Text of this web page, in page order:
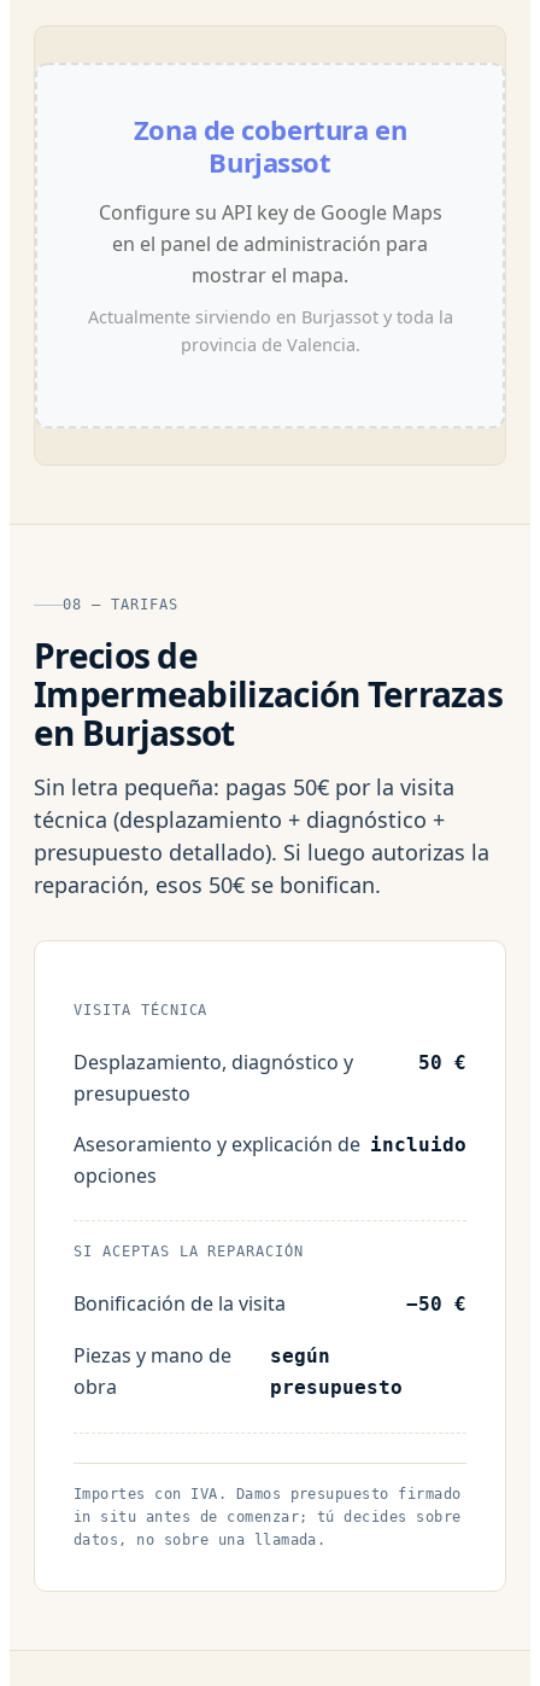
Zona de cobertura en
Burjassot
Configure su API key de Google Maps
en el panel de administración para
mostrar el mapa.
Actualmente sirviendo en Burjassot y toda la
provincia de Valencia.
08 — TARIFAS
Precios de
Impermeabilización Terrazas
en Burjassot
Sin letra pequeña: pagas 50€ por la visita
técnica (desplazamiento + diagnóstico +
presupuesto detallado). Si luego autorizas la
reparación, esos 50€ se bonifican.
VISITA TÉCNICA
Desplazamiento, diagnóstico y
presupuesto
50 €
Asesoramiento y explicación de
opciones
incluido
SI ACEPTAS LA REPARACIÓN
Bonificación de la visita −50 €
Piezas y mano de
obra
según
presupuesto
Importes con IVA. Damos presupuesto firmado
in situ antes de comenzar; tú decides sobre
datos, no sobre una llamada.